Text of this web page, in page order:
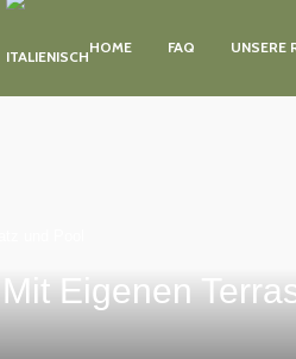
HOME FAQ UNSERE
Eigenen